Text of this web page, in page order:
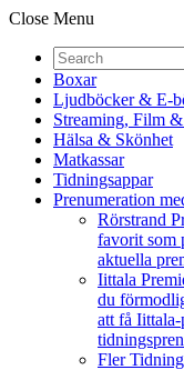
Close Menu
Boxar
Ljudböcker & E-
Streaming, Film
Hälsa & Skönhet
Matkassar
Tidningsappar
Prenumeration
Rörstrand
favorit som
aktuella
Iittala
du
att få
Fler